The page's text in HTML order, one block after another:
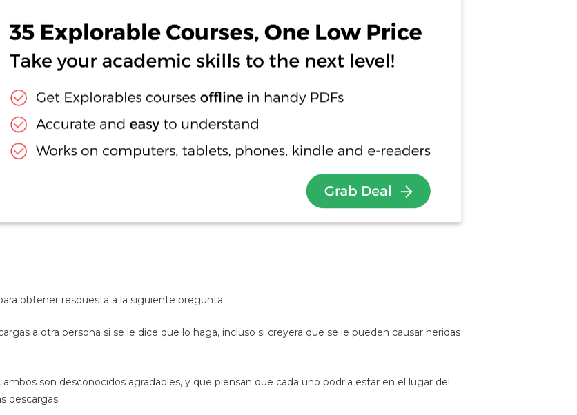
obtener respuesta a la siguiente pregunta:
a otra persona si se le dice que lo haga, incluso si creyera que se le pueden causar heridas
son desconocidos agradables, y que piensan que cada uno podría estar en el lugar del
descargas.